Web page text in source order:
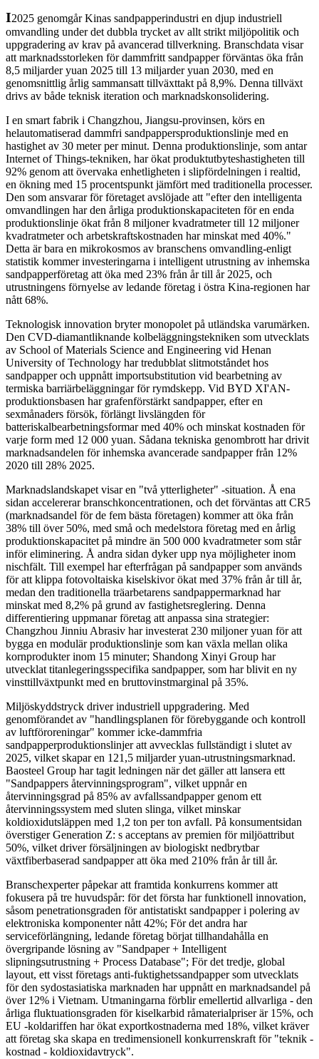
I2025 genomgår Kinas sandpapperindustri en djup industriell
omvandling under det dubbla trycket av allt strikt miljöpolitik och
uppgradering av krav på avancerad tillverkning. Branschdata visar
att marknadsstorleken för dammfritt sandpapper förväntas öka från
8,5 miljarder yuan 2025 till 13 miljarder yuan 2030, med en
genomsnittlig årlig sammansatt tillväxttakt på 8,9%. Denna tillväxt
drivs av både teknisk iteration och marknadskonsolidering.
I en smart fabrik i Changzhou, Jiangsu-provinsen, körs en
helautomatiserad dammfri sandpappersproduktionslinje med en
hastighet av 30 meter per minut. Denna produktionslinje, som antar
Internet of Things-tekniken, har ökat produktutbyteshastigheten till
92% genom att övervaka enhetligheten i slipfördelningen i realtid,
en ökning med 15 procentspunkt jämfört med traditionella processer.
Den som ansvarar för företaget avslöjade att "efter den intelligenta
omvandlingen har den årliga produktionskapaciteten för en enda
produktionslinje ökat från 8 miljoner kvadratmeter till 12 miljoner
kvadratmeter och arbetskraftskostnaden har minskat med 40%."
Detta är bara en mikrokosmos av branschens omvandling-enligt
statistik kommer investeringarna i intelligent utrustning av inhemska
sandpapperföretag att öka med 23% från år till år 2025, och
utrustningens förnyelse av ledande företag i östra Kina-regionen har
nått 68%.
Teknologisk innovation bryter monopolet på utländska varumärken.
Den CVD-diamantliknande kolbeläggningstekniken som utvecklats
av School of Materials Science and Engineering vid Henan
University of Technology har tredubblat slitmotståndet hos
sandpapper och uppnått importsubstitution vid bearbetning av
termiska barriärbeläggningar för rymdskepp. Vid BYD XI'AN-
produktionsbasen har grafenförstärkt sandpapper, efter en
sexmånaders försök, förlängt livslängden för
batteriskalbearbetningsformar med 40% och minskat kostnaden för
varje form med 12 000 yuan. Sådana tekniska genombrott har drivit
marknadsandelen för inhemska avancerade sandpapper från 12%
2020 till 28% 2025.
Marknadslandskapet visar en "två ytterligheter" -situation. Å ena
sidan accelererar branschkoncentrationen, och det förväntas att CR5
(marknadsandel för de fem bästa företagen) kommer att öka från
38% till över 50%, med små och medelstora företag med en årlig
produktionskapacitet på mindre än 500 000 kvadratmeter som står
inför eliminering. Å andra sidan dyker upp nya möjligheter inom
nischfält. Till exempel har efterfrågan på sandpapper som används
för att klippa fotovoltaiska kiselskivor ökat med 37% från år till år,
medan den traditionella träarbetarens sandpappermarknad har
minskat med 8,2% på grund av fastighetsreglering. Denna
differentiering uppmanar företag att anpassa sina strategier:
Changzhou Jinniu Abrasiv har investerat 230 miljoner yuan för att
bygga en modulär produktionslinje som kan växla mellan olika
kornprodukter inom 15 minuter; Shandong Xinyi Group har
utvecklat titanlegeringsspecifika sandpapper, som har blivit en ny
vinsttillväxtpunkt med en bruttovinstmarginal på 35%.
Miljöskyddstryck driver industriell uppgradering. Med
genomförandet av "handlingsplanen för förebyggande och kontroll
av luftföroreningar" kommer icke-dammfria
sandpapperproduktionslinjer att avvecklas fullständigt i slutet av
2025, vilket skapar en 121,5 miljarder yuan-utrustningsmarknad.
Baosteel Group har tagit ledningen när det gäller att lansera ett
"Sandpappers återvinningsprogram", vilket uppnår en
återvinningsgrad på 85% av avfallssandpapper genom ett
återvinningssystem med sluten slinga, vilket minskar
koldioxidutsläppen med 1,2 ton per ton avfall. På konsumentsidan
överstiger Generation Z: s acceptans av premien för miljöattribut
50%, vilket driver försäljningen av biologiskt nedbrytbar
växtfiberbaserad sandpapper att öka med 210% från år till år.
Branschexperter påpekar att framtida konkurrens kommer att
fokusera på tre huvudspår: för det första har funktionell innovation,
såsom penetrationsgraden för antistatiskt sandpapper i polering av
elektroniska komponenter nått 42%; För det andra har
serviceförlängning, ledande företag börjat tillhandahålla en
övergripande lösning av "Sandpaper + Intelligent
slipningsutrustning + Process Database"; För det tredje, global
layout, ett visst företags anti-fuktighetssandpapper som utvecklats
för den sydostasiatiska marknaden har uppnått en marknadsandel på
över 12% i Vietnam. Utmaningarna förblir emellertid allvarliga - den
årliga fluktuationsgraden för kiselkarbid råmaterialpriser är 15%, och
EU -koldariffen har ökat exportkostnaderna med 18%, vilket kräver
att företag ska skapa en tredimensionell konkurrenskraft för "teknik -
kostnad - koldioxidavtryck".